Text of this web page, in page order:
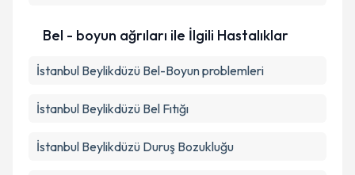
Bel - boyun ağrıları ile İlgili Hastalıklar
İstanbul Beylikdüzü Bel-Boyun problemleri
İstanbul Beylikdüzü Bel Fıtığı
İstanbul Beylikdüzü Duruş Bozukluğu